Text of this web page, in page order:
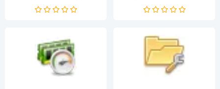
Esta herramienta permite a
computadora. Su interfaz